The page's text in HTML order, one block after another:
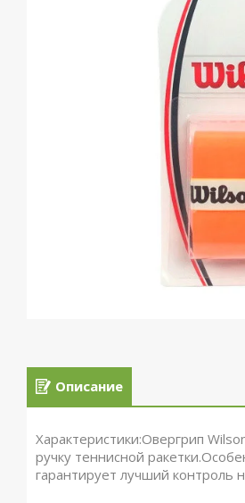
Описание
Характеристики:Овергрип
ручку теннисной
гарантирует лучший контроль